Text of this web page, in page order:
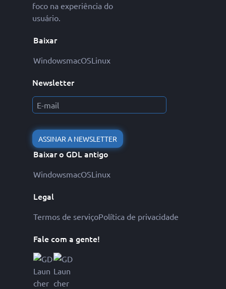
foco na experiência do
usuário.
Baixar
WindowsmacOSLinux
Newsletter
ASSINAR A NEWSLETTER
Baixar o GDL antigo
WindowsmacOSLinux
Legal
Termos de serviçoPolítica de privacidade
Fale com a gente!